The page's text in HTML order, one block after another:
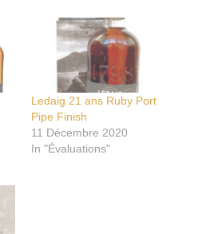
Ledaig 21 ans Ruby Port
Pipe Finish
11 Décembre 2020
In "Évaluations"